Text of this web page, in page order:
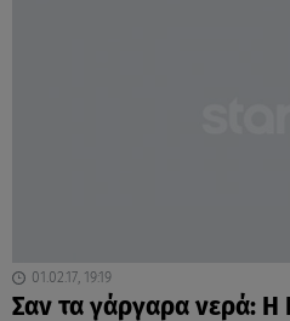
01.02.17, 19:19
Σαν τα γάργαρα νερά: Η